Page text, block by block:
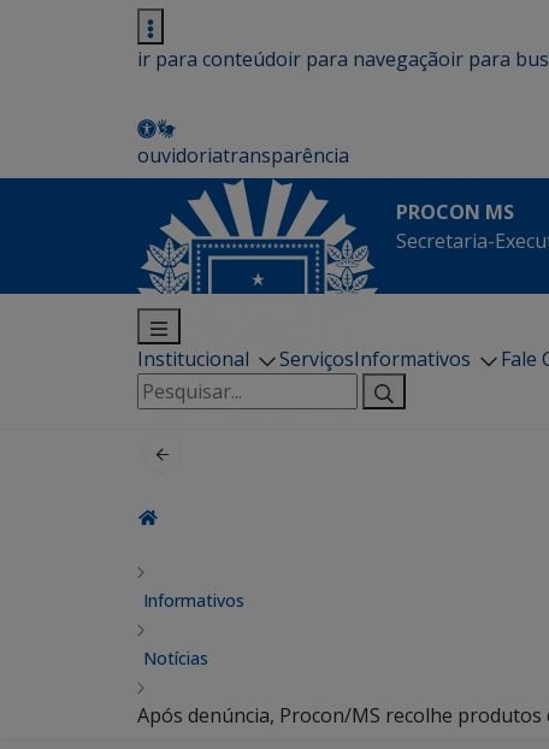
ir para conteúdoir para navegaçãoir para
ouvidoriatransparência
PROCON MS
Secretaria-
Institucional ServiçosInformativos Fale
Pesquisar
por:
Informativos
Notícias
Após denúncia, Procon/MS recolhe produtos